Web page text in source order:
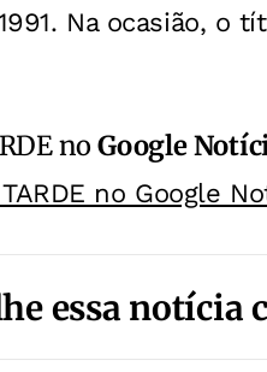
Na ocasião, o
noGoogle
no Google
essa notícia